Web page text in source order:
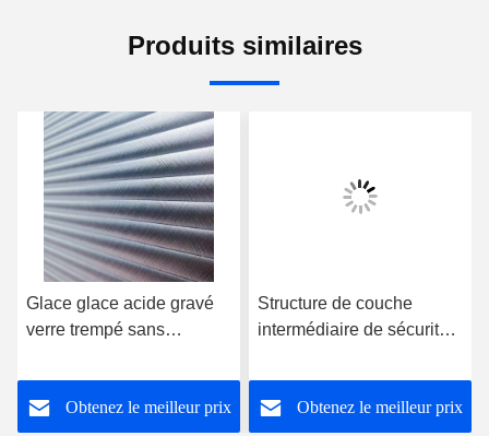
Produits similaires
Glace glace acide gravé
verre trempé sans
pour les enceintes de
bureauObtenez le meilleur prix
Structure de couche
intermédiaire de sécurité
verre trempé antidérapant
Obtenez le meilleur prix